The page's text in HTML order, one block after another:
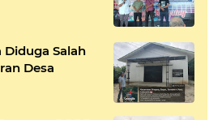
Diduga Salah
Desa